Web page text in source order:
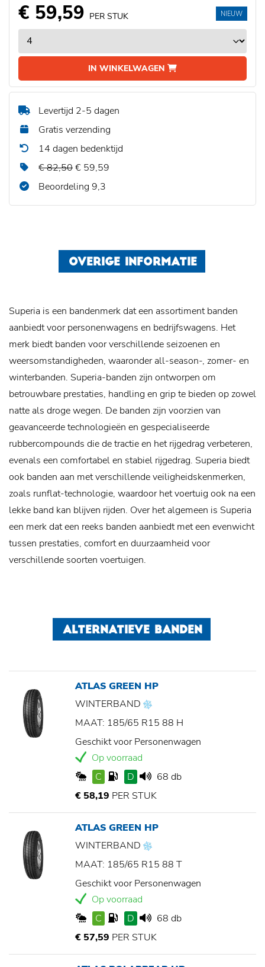
€ 59,59 PER STUK
IN WINKELWAGEN
NIEUW
Levertijd 2-5 dagen
Gratis verzending
14 dagen bedenktijd
€ 82,50€ 59,59
Beoordeling 9,3
OVERIGE INFORMATIE
Superia is een bandenmerk dat een assortiment banden
aanbiedt voor personenwagens en bedrijfswagens. Het
merk biedt banden voor verschillende seizoenen en
weersomstandigheden, waaronder all-season-, zomer- en
winterbanden. Superia-banden zijn ontworpen om
betrouwbare prestaties, handling en grip te bieden op zowel
natte als droge wegen. De banden zijn voorzien van
geavanceerde technologieën en gespecialiseerde
rubbercompounds die de tractie en het rijgedrag verbeteren,
evenals een comfortabel en stabiel rijgedrag. Superia biedt
ook banden aan met verschillende veiligheidskenmerken,
zoals runflat-technologie, waardoor het voertuig ook na een
lekke band kan blijven rijden. Over het algemeen is Superia
een merk dat een reeks banden aanbiedt met een evenwicht
tussen prestaties, comfort en duurzaamheid voor
verschillende soorten voertuigen.
ALTERNATIEVE BANDEN
ATLAS GREEN HP
WINTERBAND
MAAT: 185/65 R15 88 H
Geschikt voor Personenwagen
Op voorraad
C
D
68 db
€ 58,19 PER STUK
ATLAS GREEN HP
WINTERBAND
MAAT: 185/65 R15 88 T
Geschikt voor Personenwagen
Op voorraad
C
D
68 db
€ 57,59 PER STUK